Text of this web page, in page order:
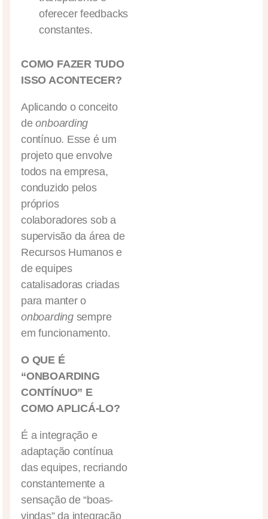
oferecer feedbacks
constantes.
COMO FAZER TUDO
ISSO ACONTECER?
Aplicando o conceito
deonboarding
contínuo. Esse é um
projeto que envolve
todos na empresa,
conduzido pelos
próprios
colaboradores sob a
supervisão da área de
Recursos Humanos e
de equipes
catalisadoras criadas
para manter o
onboardingsempre
em funcionamento.
O QUE É
“ONBOARDING
CONTÍNUO” E
COMO APLICÁ-LO?
É a integração e
adaptação contínua
das equipes, recriando
constantemente a
sensação de “boas-
vindas” da integração